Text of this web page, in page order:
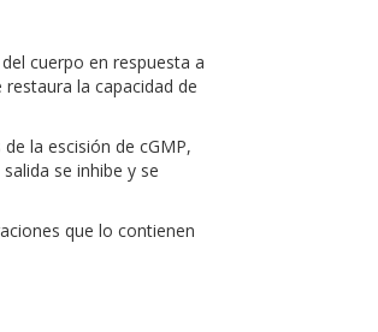
cuerpo en respuesta a
la capacidad de
la escisión de cGMP,
se inhibe y se
que lo contienen